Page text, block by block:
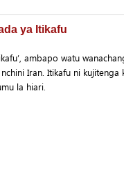
ya Itikafu
ambapo watu
Iran. Itikafu ni kujitenga
la hiari.